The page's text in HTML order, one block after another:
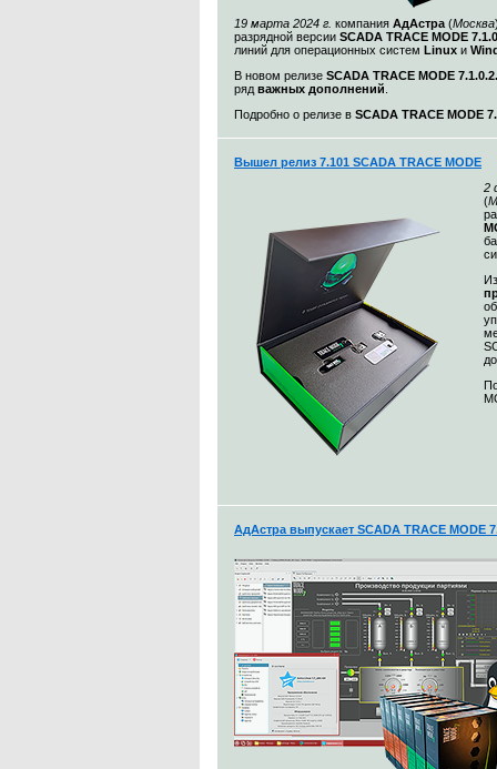
19 марта 2024 г. компания АдАстра (Москва
разрядной версии SCADA TRACE MODE
линий для операционных систем Linux и
В новом релизе SCADA TRACE MODE 7.1.0.2.
ряд важных дополнений
Подробно о релизе в SCADA TRACE MODE
Вышел релиз 7.101 SCADA TRACE MODE
2
(
АдАстра выпускает SCADA TRACE MODE